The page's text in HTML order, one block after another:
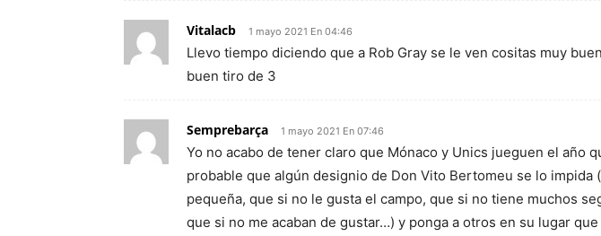
Vitalacb 1 mayo 2021 En 04:46
Llevo tiempo diciendo que a Rob Gray se le ven cositas muy
buen tiro de 3
Semprebarça 1 mayo 2021 En 07:46
Yo no acabo de tener claro que Mónaco y Unics jueguen el año
probable que algún designio de Don Vito Bertomeu se lo impida
pequeña, que si no le gusta el campo, que si no tiene muchos
que si no me acaban de gustar…) y ponga a otros en su lugar